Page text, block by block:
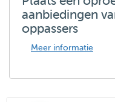
aanbiedingen
oppassers
Meer informatie